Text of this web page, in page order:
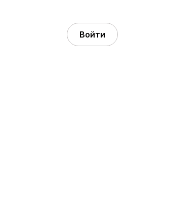
Войти